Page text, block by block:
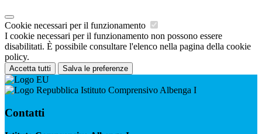
Cookie necessari per il funzionamento
I cookie necessari per il funzionamento non possono essere
disabilitati. È possibile consultare l'elenco nella pagina della cookie
policy.
Accetta tutti Salva le preferenze
Istituto Comprensivo Albenga I
Contatti